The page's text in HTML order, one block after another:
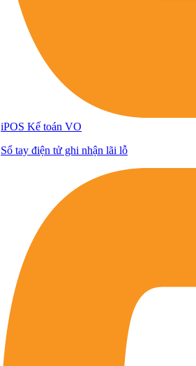
iPOS Kế toán VO
Sổ tay điện tử ghi nhận lãi lỗ